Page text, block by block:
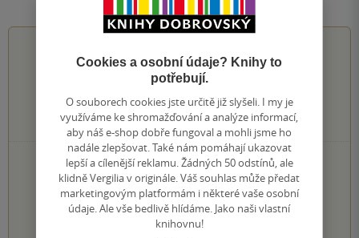
4.7z5
3hodnocení čtenářů
2×
5 hvězdiček
1×
4 hvězdičky
0×
3 hvězdičky
0×
2 hvězdičky
1 hvezdička
Cookies a osobní údaje? Knihy to
potřebují.
O souborech cookies jste určitě již slyšeli. I my je
využíváme ke shromažďování a analýze informací,
aby náš e-shop dobře fungoval a mohli jsme ho
nadále zlepšovat. Také nám pomáhají ukazovat
lepší a cílenější reklamu. Žádných 50 odstínů, ale
klidně Vergilia v originále. Váš souhlas může předat
marketingovým platformám i některé vaše osobní
údaje. Ale vše bedlivě hlídáme. Jako naši vlastní
knihovnu!